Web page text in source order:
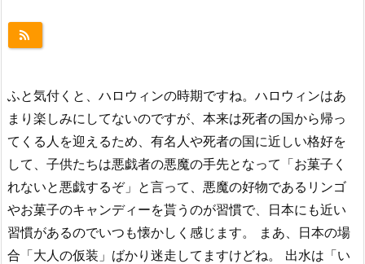
ふと気付くと、ハロウィンの時期ですね。ハロウィンはあ
まり楽しみにしてないのですが、本来は死者の国から帰っ
てくる人を迎えるため、有名人や死者の国に近しい格好を
して、子供たちは悪戯者の悪魔の手先となって「お菓子く
れないと悪戯するぞ」と言って、悪魔の好物であるリンゴ
やお菓子のキャンディーを貰うのが習慣で、日本にも近い
習慣があるのでいつも懐かしく感じます。 まあ、日本の場
合「大人の仮装」ばかり迷走してますけどね。 出水は「い